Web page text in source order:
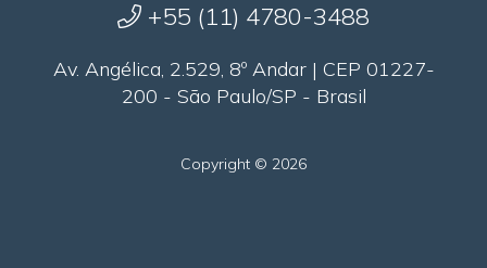
+55 (11) 4780-3488
Av. Angélica, 2.529, 8º Andar | CEP 01227-
200 - São Paulo/SP - Brasil
Copyright © 2026